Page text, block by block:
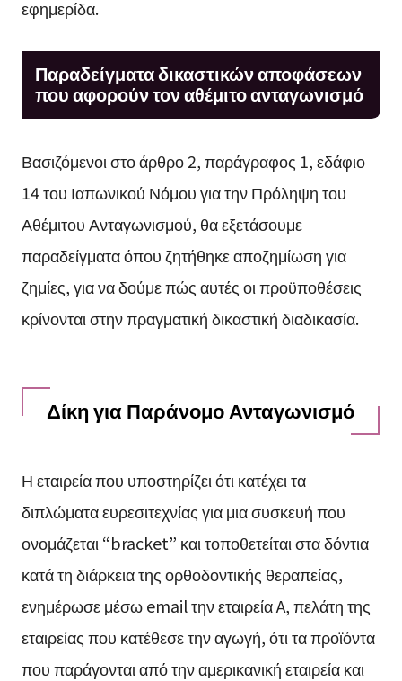
εφημερίδα.
Παραδείγματα δικαστικών αποφάσεων
που αφορούν τον αθέμιτο ανταγωνισμό
Βασιζόμενοι στο άρθρο 2, παράγραφος 1, εδάφιο
14 του Ιαπωνικού Νόμου για την Πρόληψη του
Αθέμιτου Ανταγωνισμού, θα εξετάσουμε
παραδείγματα όπου ζητήθηκε αποζημίωση για
ζημίες, για να δούμε πώς αυτές οι προϋποθέσεις
κρίνονται στην πραγματική δικαστική διαδικασία.
Δίκη για Παράνομο Ανταγωνισμό
Η εταιρεία που υποστηρίζει ότι κατέχει τα
διπλώματα ευρεσιτεχνίας για μια συσκευή που
ονομάζεται “bracket” και τοποθετείται στα δόντια
κατά τη διάρκεια της ορθοδοντικής θεραπείας,
ενημέρωσε μέσω email την εταιρεία A, πελάτη της
εταιρείας που κατέθεσε την αγωγή, ότι τα προϊόντα
που παράγονται από την αμερικανική εταιρεία και